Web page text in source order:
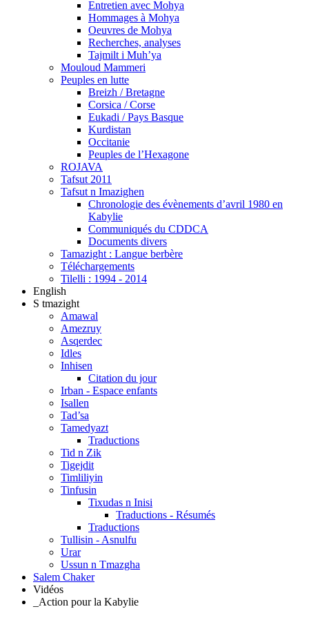
Entretien avec Mohya
Hommages à Mohya
Oeuvres de Mohya
Recherches, analyses
Tajmilt i Muh’ya
Mouloud Mammeri
Peuples en lutte
Breizh / Bretagne
Corsica / Corse
Eukadi / Pays Basque
Kurdistan
Occitanie
Peuples de l’Hexagone
ROJAVA
Tafsut 2011
Tafsut n Imazighen
Chronologie des évènements d’avril 1980 en
Kabylie
Communiqués du CDDCA
Documents divers
Tamazight : Langue berbère
Téléchargements
Tilelli : 1994 - 2014
English
S tmazight
Amawal
Amezruy
Asqerdec
Idles
Inhisen
Citation du jour
Irban - Espace enfants
Isallen
Tad’sa
Tamedyazt
Traductions
Tid n Zik
Tigejdit
Timliliyin
Tinfusin
Tixudas n Inisi
Traductions - Résumés
Traductions
Tullisin - Asnulfu
Urar
Ussun n Tmazgha
Salem Chaker
Vidéos
_Action pour la Kabylie